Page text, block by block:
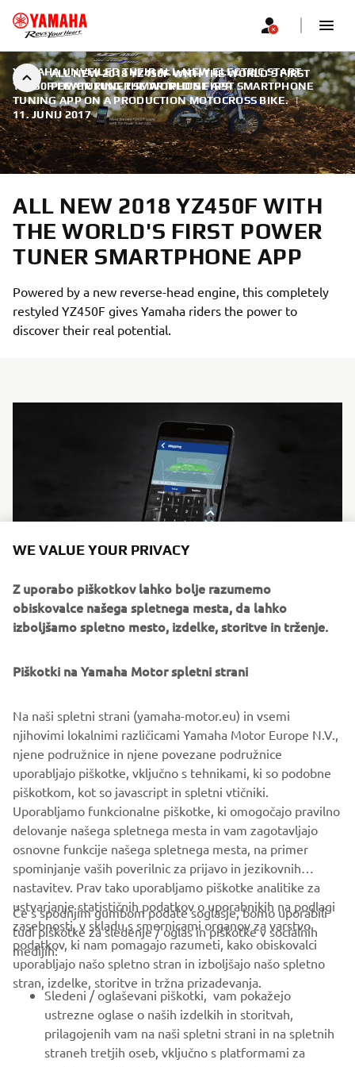
ALL NEW 2018 YZ450F WITH THE WORLD'S FIRST
POWER TUNER SMARTPHONE APP
YAMAHA UNVEILED THEIR ALL-NEW ELECTRIC START
YZ450F FEATURING THE WORLD'S FIRST SMARTPHONE
TUNING APP ON A PRODUCTION MOTOCROSS BIKE. |
11. JUNIJ 2017
ALL NEW 2018 YZ450F WITH
THE WORLD'S FIRST POWER
TUNER SMARTPHONE APP
Powered by a new reverse-head engine, this completely
restyled YZ450F gives Yamaha riders the power to
discover their real potential.
Equipped with the latest cutting edge technology, and
performance, the&nbsp;new YZ450F&nbsp;connects
launch Yamaha riders into the victory zone when bikes hit
dealers in August. This all-new MXGP-bred motocross bike
represents the start of a whole new era of advanced
racing technology in which the rider feels at one with their
machine, and where trackside fine-tuning can be done
quickly and easily using the touch screen of a smartphone.
Google Play&nbsp;(Android) App Store (iOS)
PODJETJA
ZA PODJETJA
VEČ YAMAHA
WE VALUE YOUR PRIVACY
Z uporabo piškotkov lahko bolje razumemo
obiskovalce našega spletnega mesta, da lahko
izboljšamo spletno mesto, izdelke, storitve in trženje.
Piškotki na Yamaha Motor spletni strani
Na naši spletni strani (yamaha-motor.eu) in vsemi
njihovimi lokalnimi različicami Yamaha Motor Europe N.V.,
njene podružnice in njene povezane podružnice
uporabljajo piškotke, vključno s tehnikami, ki so podobne
piškotkom, kot so javascript in spletni vtičniki.
Uporabljamo funkcionalne piškotke, ki omogočajo pravilno
delovanje našega spletnega mesta in vam zagotavljajo
osnovne funkcije našega spletnega mesta, na primer
spominjanje vaših poverilnic za prijavo in jezikovnih
nastavitev. Prav tako uporabljamo piškotke analitike za
ustvarjanje statističnih podatkov o uporabnikih na podlagi
zasebnosti, v skladu s smernicami organov za varstvo
podatkov, ki nam pomagajo razumeti, kako obiskovalci
uporabljajo našo spletno stran in izboljšajo našo spletno
stran, izdelke, storitve in tržna prizadevanja.
Če s spodnjim gumbom podate soglasje, bomo uporabili
tudi piškotke za sledenje / oglas in piškotke v socialnih
medijih:
Sledeni / oglaševani piškotki, vam pokažejo
ustrezne oglase o naših izdelkih in storitvah,
prilagojenih vam na naši spletni strani in na spletnih
straneh tretjih oseb, vključno s platformami za